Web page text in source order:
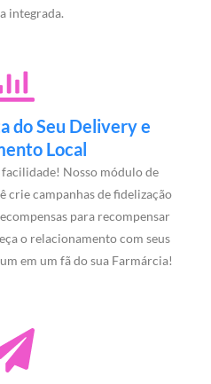
integrada.
do Seu Delivery e
Local
Nosso módulo de
crie campanhas de fidelização
para recompensar
o relacionamento com seus
em um fã do sua Farmárcia!